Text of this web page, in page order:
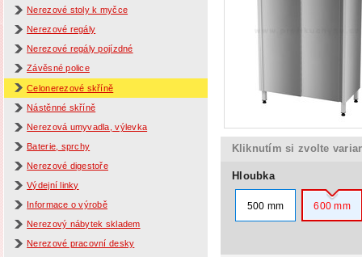
Nerezové stoly k myčce
Nerezové regály
Nerezové regály pojízdné
Závěsné police
Celonerezové skříně
Nástěnné skříně
Nerezová umyvadla, výlevka
Baterie, sprchy
Nerezové digestoře
Výdejní linky
Informace o výrobě
Nerezový nábytek skladem
Nerezové pracovní desky
Kliknutím si zvolte
Hloubka
500 mm 600 mm